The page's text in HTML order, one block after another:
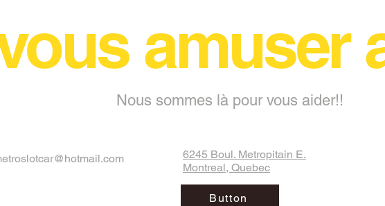
amuser
Nous sommes là pour vous aider!!
6245 Boul. Metropitain E.
Montreal, Quebec
Button